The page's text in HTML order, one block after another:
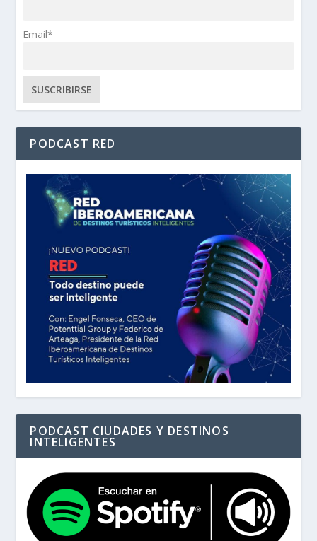
Email*
PODCAST RED
PODCAST CIUDADES Y DESTINOS
INTELIGENTES